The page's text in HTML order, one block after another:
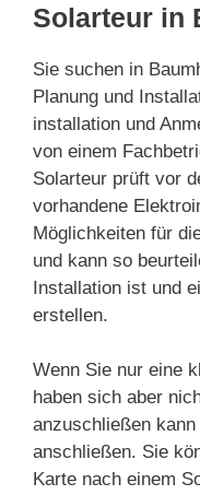
Solarteur in
Sie suchen in
Planung und
installation und
von einem
Solarteur prüft vor
vorhandene
Möglichkeiten für
und kann so
Installation ist und
erstellen.
Wenn Sie nur eine
haben sich aber
anzuschließen
anschließen. Sie
Karte nach einem